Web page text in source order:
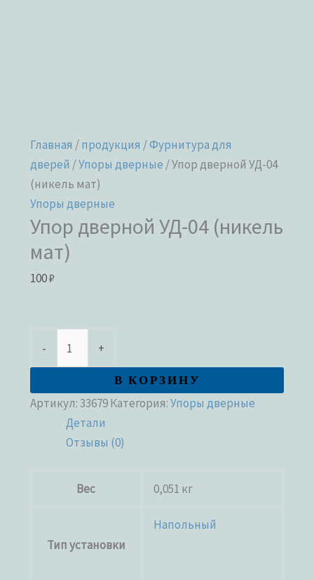
Главная /продукция /Фурнитура для
дверей /Упоры дверные / Упор дверной УД-04
(никель мат)
Упоры дверные
Упор дверной УД-04 (никель
мат)
100₽
- +
В КОРЗИНУ
Артикул:33679Категория:Упоры дверные
Детали
Отзывы (0)
Вес 0,051 кг
Тип установки
Напольный